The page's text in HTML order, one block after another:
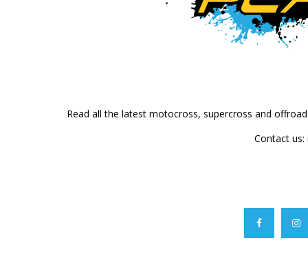
Read all the latest motocross, supercross and
Contact us: